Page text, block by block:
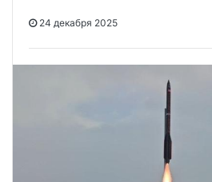
24 декабря 2025